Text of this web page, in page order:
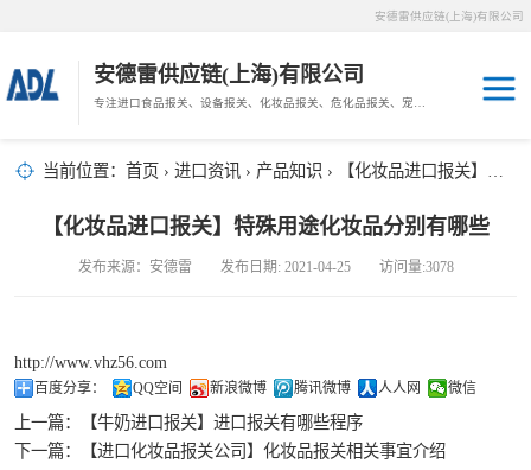
安德雷供应链(上海)有限公司
安德雷供应链(上海)有限公司
当前位置： 首页 › 进口资讯 › 产品知识 › 【化妆品进口报关】特殊用途化妆品分别有哪些
【化妆品进口报关】特殊用途化妆品分别有哪些
发布来源：安德雷 发布日期: 2021-04-25 访问量:3078
http://www.vhz56.com
百度分享： QQ空间 新浪微博 腾讯微博 人人网 微信
上一篇：
【牛奶进口报关】进口报关有哪些程序
下一篇：
【进口化妆品报关公司】化妆品报关相关事宜介绍
其他报关
海鲜进口
宠物粮进口
危化品进口
木材报关
药材报关
汽车/游艇报关